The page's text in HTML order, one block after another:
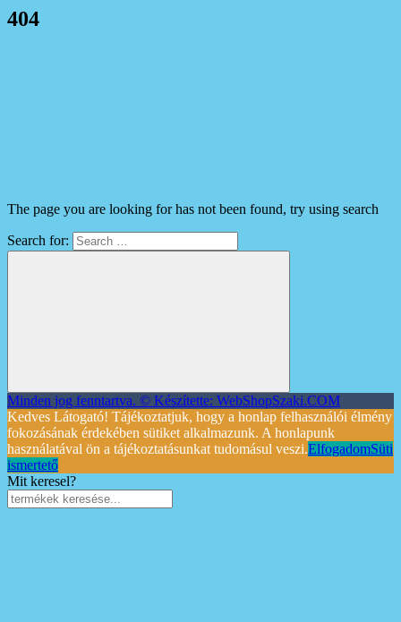
404
The page you are looking for has not been found, try using search
Search for:
Minden jog fenntartva. © Készítette: WebShopSzaki.COM
Kedves Látogató! Tájékoztatjuk, hogy a honlap felhasználói élmény
fokozásának érdekében sütiket alkalmazunk. A honlapunk
használatával ön a tájékoztatásunkat tudomásul veszi.ElfogadomSüti
ismertető
Mit keresel?